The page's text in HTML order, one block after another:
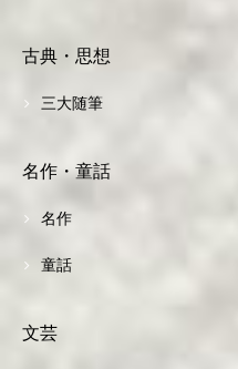
古典・思想
三大随筆
名作・童話
名作
童話
文芸